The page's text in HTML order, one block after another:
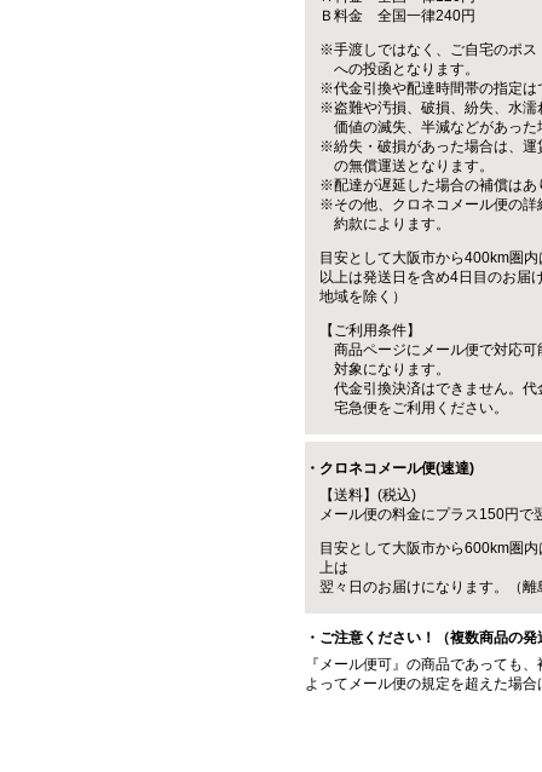
Ｂ料金 全国一律240円
※手渡しではなく、ご自宅のポス
への投函となります。
※代金引換や配達時間帯の指定は
※盗難や汚損、破損、紛失、水濡
価値の滅失、半減などがあった
※紛失・破損があった場合は、運
の無償運送となります。
※配達が遅延した場合の補償はあ
※その他、クロネコメール便の詳
約款によります。
目安として大阪市から400km圏
以上は発送日を含め4日目のお届
地域を除く）
【ご利用条件】
商品ページにメール便で対応可
対象になります。
代金引換決済はできません。代
宅急便をご利用ください。
・クロネコメール便(速達)
【送料】(税込)
メール便の料金にプラス150円で
目安として大阪市から600km圏
上は
翌々日のお届けになります。（
・ご注意ください！（複数商品の発
『メール便可』の商品であっても
よってメール便の規定を超えた場